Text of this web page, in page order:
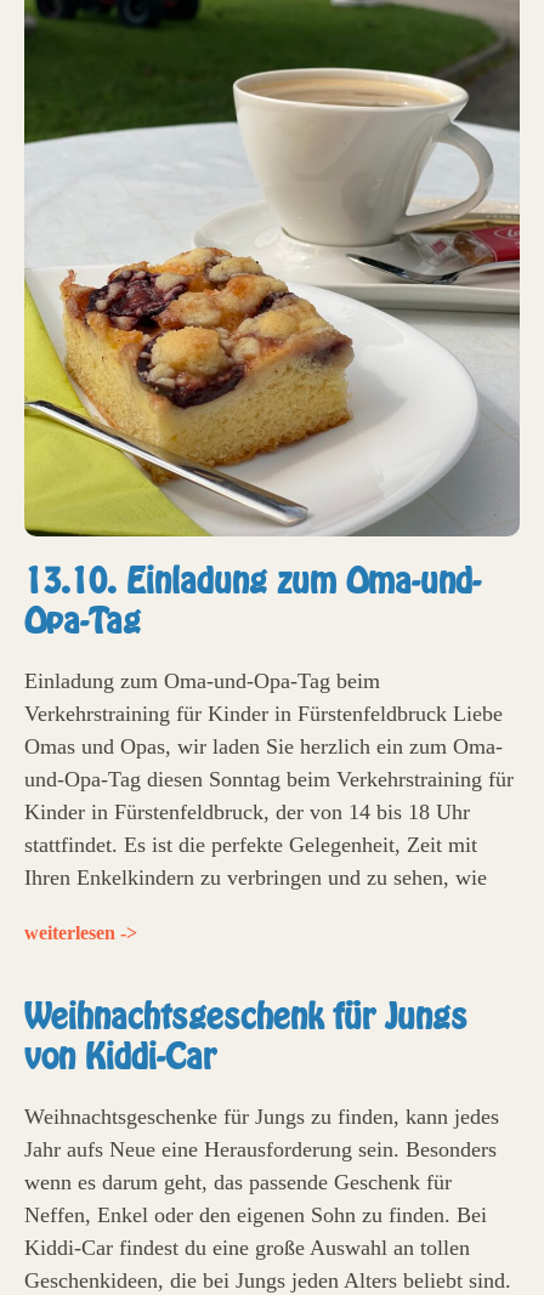
13.10. Einladung zum Oma-und-
Opa-Tag
Einladung zum Oma-und-Opa-Tag beim
Verkehrstraining für Kinder in Fürstenfeldbruck Liebe
Omas und Opas, wir laden Sie herzlich ein zum Oma-
und-Opa-Tag diesen Sonntag beim Verkehrstraining für
Kinder in Fürstenfeldbruck, der von 14 bis 18 Uhr
stattfindet. Es ist die perfekte Gelegenheit, Zeit mit
Ihren Enkelkindern zu verbringen und zu sehen, wie
weiterlesen ->
Weihnachtsgeschenk für Jungs
von Kiddi-Car
Weihnachtsgeschenke für Jungs zu finden, kann jedes
Jahr aufs Neue eine Herausforderung sein. Besonders
wenn es darum geht, das passende Geschenk für
Neffen, Enkel oder den eigenen Sohn zu finden. Bei
Kiddi-Car findest du eine große Auswahl an tollen
Geschenkideen, die bei Jungs jeden Alters beliebt sind.